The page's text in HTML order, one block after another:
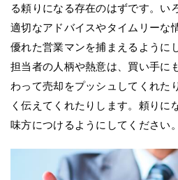
る頼りになる存在のはずです。い
適切なアドバイスやタイムリーな
優れた営業マンを捕まえるように
担当者の人柄や熱意は、買い手に
わって売却をプッシュしてくれた
く伝えてくれたりします。頼りに
味方につけるようにしてください。